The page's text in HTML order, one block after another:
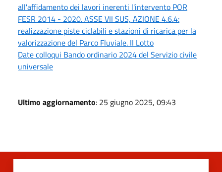
all'affidamento dei lavori inerenti l'intervento POR
FESR 2014 - 2020. ASSE VII SUS, AZIONE 4.6.4:
realizzazione piste ciclabili e stazioni di ricarica per la
valorizzazione del Parco Fluviale. II Lotto
Date colloqui Bando ordinario 2024 del Servizio civile
universale
Ultimo aggiornamento: 25 giugno 2025, 09:43